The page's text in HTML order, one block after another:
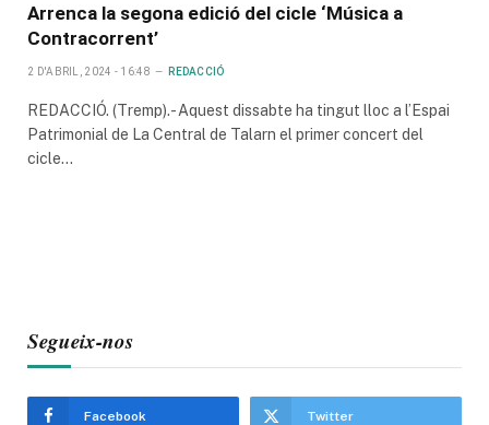
Arrenca la segona edició del cicle ‘Música a
Contracorrent’
2 D'ABRIL, 2024 - 16:48 REDACCIÓ
REDACCIÓ. (Tremp).- Aquest dissabte ha tingut lloc a l’Espai
Patrimonial de La Central de Talarn el primer concert del
cicle…
Segueix-nos
Facebook Twitter